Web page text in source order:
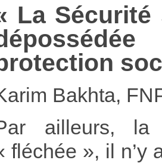
La
Bakhta,
ailleurs, la
fléchée », il n’y